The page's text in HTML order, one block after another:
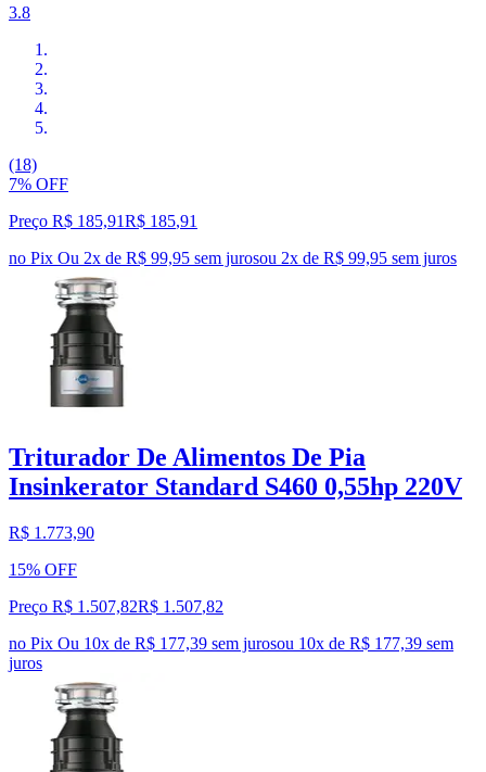
3.8
(18)
7% OFF
Preço R$ 185,91R$ 185,91
no Pix Ou 2x de R$ 99,95 sem jurosou 2x de R$ 99,95 sem juros
Triturador De Alimentos De Pia
Insinkerator Standard S460 0,55hp 220V
R$ 1.773,90
15% OFF
Preço R$ 1.507,82R$ 1.507,82
no Pix Ou 10x de R$ 177,39 sem jurosou 10x de R$ 177,39 sem
juros